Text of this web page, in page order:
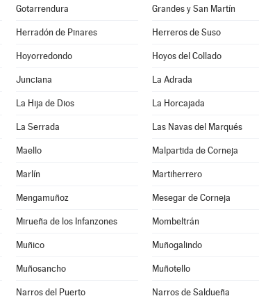
Gotarrendura Grandes y San Martín
Herradón de Pinares Herreros de Suso
Hoyorredondo Hoyos del Collado
Junciana La Adrada
La Hija de Dios La Horcajada
La Serrada Las Navas del Marqués
Maello Malpartida de Corneja
Marlín Martiherrero
Mengamuñoz Mesegar de Corneja
Mirueña de los Infanzones Mombeltrán
Muñico Muñogalindo
Muñosancho Muñotello
Narros del Puerto Narros de Saldueña